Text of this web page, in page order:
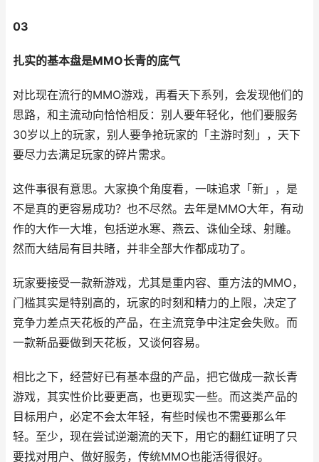
03
扎实的基本盘是MMO长青的底气
对比现在流行的MMO游戏，再看天下系列，会发现他们的
思路，和主流动向恰恰相反：别人要年轻化，他们要服务
30岁以上的玩家，别人要争抢玩家的「主游时刻」，天下
要尽力去满足玩家的碎片需求。
这件事很有意思。大家换个角度看，一味追求「新」，是
不是真的更容易成功？也不尽然。去年是MMO大年，有动
作的大作一大堆，包括逆水寒、燕云、诛仙全球、射雕。
然而大结局有目共睹，并非全部大作都成功了。
玩家要接受一款新游戏，尤其是重内容、重方法的MMO，
门槛其实是特别高的，玩家的时刻和精力的上限，决定了
竞争力差点天花板的产品，在主流竞争中注定会失败。而
一款新品要做到天花板，又谈何容易。
相比之下，经营好已有基本盘的产品，把它做成一款长青
游戏，其实性价比要更高，也更现实一些。而这类产品的
目标用户，必定不会太年轻，有些时候也不需要那么年
轻。至少，现在尝试逆潮流的天下，用它的翻红证明了只
要找对用户、做好服务，传统MMO也能活得很好。